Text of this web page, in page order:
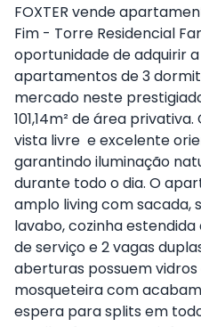
FOXTER vende
Fim - Torre Residencial
oportunidade de adquirir
apartamentos de 3
mercado neste
101,14m² de área
vista livre e excelente
garantindo iluminação
durante todo o dia. O
amplo living com sacada,
lavabo, cozinha
de serviço e 2 vagas
aberturas possuem
mosqueteira com
espera para splits em